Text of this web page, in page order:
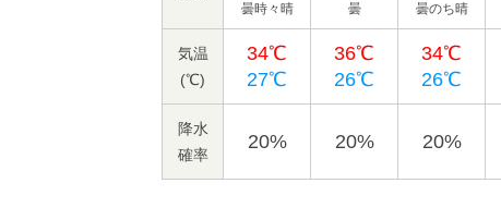
曇時々晴 曇 曇のち晴
気温
(℃)
34℃
27℃
36℃
26℃
34℃
26℃
降水
確率
20% 20% 20%